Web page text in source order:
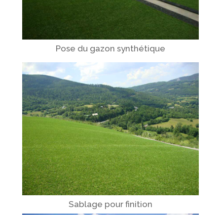
Pose du gazon synthétique
Sablage pour finition